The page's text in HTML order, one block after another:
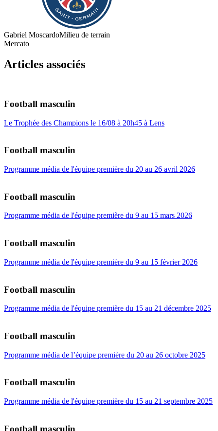
Gabriel MoscardoMilieu de terrain
Mercato
Articles associés
Football masculin
Le Trophée des Champions le 16/08 à 20h45 à Lens
Football masculin
Programme média de l'équipe première du 20 au 26 avril 2026
Football masculin
Programme média de l'équipe première du 9 au 15 mars 2026
Football masculin
Programme média de l'équipe première du 9 au 15 février 2026
Football masculin
Programme média de l'équipe première du 15 au 21 décembre 2025
Football masculin
Programme média de l’équipe première du 20 au 26 octobre 2025
Football masculin
Programme média de l'équipe première du 15 au 21 septembre 2025
Football masculin